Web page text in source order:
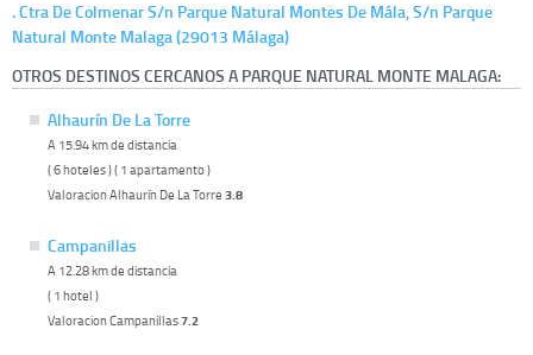
. Ctra De Colmenar S/n Parque Natural Montes De Mála, S/n Parque
Natural Monte Malaga (29013 Málaga)
OTROS DESTINOS CERCANOS A PARQUE NATURAL MONTE MALAGA:
Alhaurín De La Torre
A 15.94 km de distancia
( 6 hoteles ) ( 1 apartamento )
Valoracion Alhaurín De La Torre 3.8
Campanillas
A 12.28 km de distancia
( 1 hotel )
Valoracion Campanillas7.2